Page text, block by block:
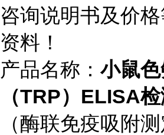
咨询说明书及价
资料！
产品名称：小鼠
（TRP）ELISA
（酶联免疫吸附